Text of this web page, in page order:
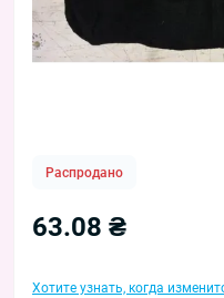
Распродано
63.08 ₴
Хотите узнать, когда